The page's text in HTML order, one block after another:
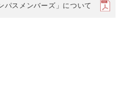
パスメンバーズ」について